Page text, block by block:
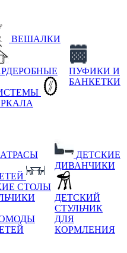
ВЕШАЛКИ
ПУФИКИ И
БАНКЕТКИ
СТОЛЫ
ДЕТСКИЕ
ДИВАНЧИКИ
ДЕТСКИЙ
СТУЛЬЧИК
ДЛЯ
КОРМЛЕНИЯ